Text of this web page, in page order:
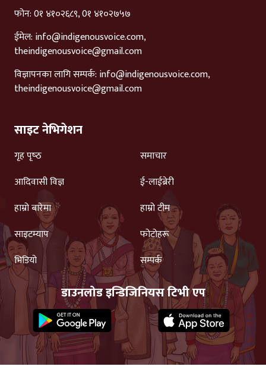
फोन: 0१ ४१०२६८९, 0१ ४१०२७५७
ईमेल: info@indigenousvoice.com,
theindigenousvoice@gmail.com
विज्ञापनका लागि सम्पर्क: info@indigenousvoice.com,
theindigenousvoice@gmail.com
साइट नेभिगेशन
गृह पृष्‍ठ
समाचार
आदिवासी विज्ञ
ई-लाईब्रेरी
हाम्रो बारेमा
हाम्रो टीम
साइटम्याप
फोटोहरू
भिडियो
सम्पर्क
डाउनलोड इन्डिजिनियस टिभी एप